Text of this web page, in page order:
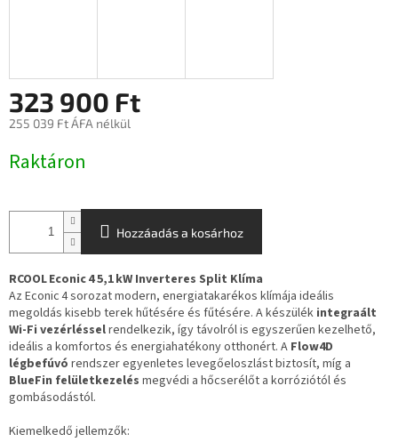
323 900 Ft
255 039 Ft ÁFA nélkül
Raktáron
Hozzáadás a kosárhoz
RCOOL Econic 4 5,1 kW Inverteres Split Klíma
Az Econic 4 sorozat modern, energiatakarékos klímája ideális
megoldás kisebb terek hűtésére és fűtésére. A készülék integraált
Wi‑Fi vezérlésselrendelkezik, így távolról is egyszerűen kezelhető,
ideális a komfortos és energiahatékony otthonért. A Flow4D
légbefúvó rendszer egyenletes levegőeloszlást biztosít, míg a
BlueFin felületkezelés megvédi a hőcserélőt a korróziótól és
gombásodástól.
Kiemelkedő jellemzők: